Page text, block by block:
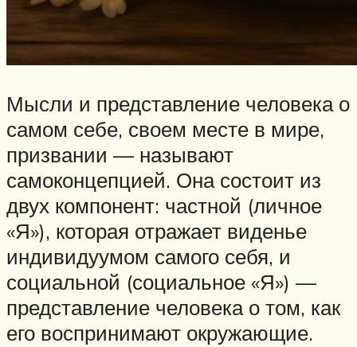
Мысли и представление человека о
самом себе, своем месте в мире,
призвании — называют
самоконцепцией. Она состоит из
двух компонент: частной (личное
«Я»), которая отражает виденье
индивидуумом самого себя, и
социальной (социальное «Я») —
представление человека о том, как
его воспринимают окружающие.